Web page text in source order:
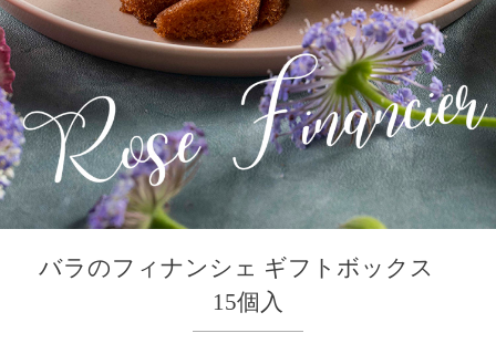
バラのフィナンシェ ギフトボックス
15個入